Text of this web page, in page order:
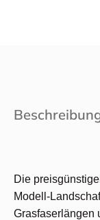
Die
Modell-
Grasfaserlängen